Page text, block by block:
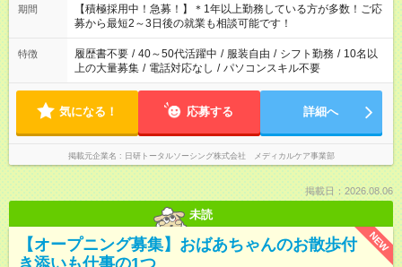
はプライベートの時間にしたい」 など、ご希望を教えてくださ
いね。 ※Wワーク希望の方へ 今ご覧のお仕事で希望する勤務時
間と、もう1つのお仕事の勤務時間。 合計で週40時間を超える
場合は応募できません。
期間
【積極採用中！急募！】＊1年以上勤務している方が多数！ご応
募から最短2～3日後の就業も相談可能です！
特徴 履歴書不要 / 40～50代活躍中 / 服装自由 / シフト勤務 / 10名以
上の大量募集 / 電話対応なし / パソコンスキル不要
気になる！ 応募する 詳細へ
掲載元企業名 日研トータルソーシング株式会社 メディカルケア事業部
掲載日：2026.08.06
未読
NEW
【オープニング募集】おばあちゃんのお散歩付
き添いも仕事の1つ